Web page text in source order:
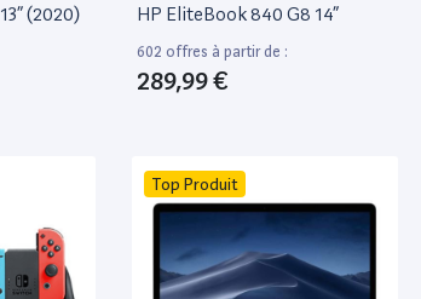
(2020)
HP EliteBook 840 G8 14”
602 offres à partir de :
289,99 €
Top Produit